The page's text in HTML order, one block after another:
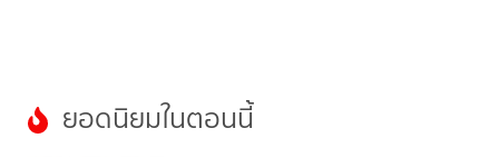
ยอดนิยมในตอนนี้